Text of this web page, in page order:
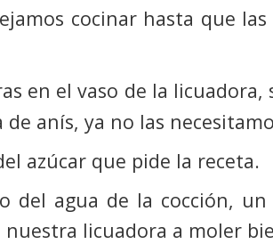
cocinar hasta que
en el vaso de la licuadora,
anís, ya no las
azúcar que pide la receta.
del agua de la cocción,
nuestra licuadora a moler